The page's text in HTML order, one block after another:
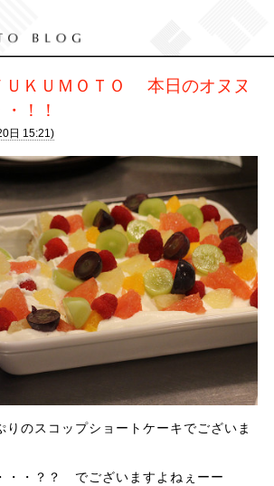
ＵＫＵＭＯＴＯ 本日のオヌヌ
！！
日 15:21)
りのスコップショートケーキでございま
・・？？ でございますよねぇーー